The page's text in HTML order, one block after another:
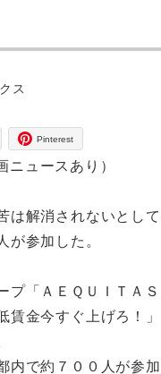
ス
Pinterest
ニュースあり）
解消されないとし
参加した。
「ＡＥＱＵＩＴＡ
金今すぐ上げろ！
で約７００人が参